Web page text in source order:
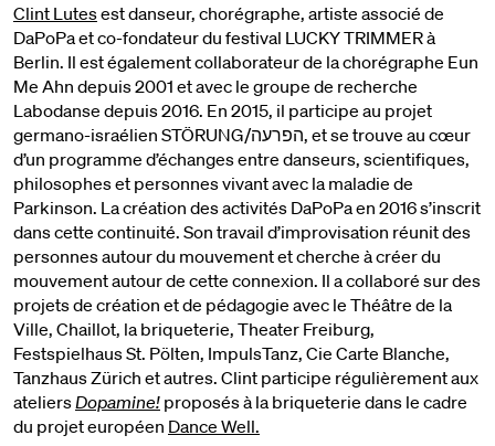
Clint Lutesest danseur, chorégraphe, artiste associé de
DaPoPa et co-fondateur du festival LUCKY TRIMMER à
Berlin. Il est également collaborateur de la chorégraphe Eun
Me Ahn depuis 2001 et avec le groupe de recherche
Labodanse depuis 2016. En 2015, il participe au projet
germano-israélien STÖRUNG/הפרעה, et se trouve au cœur
d’un programme d’échanges entre danseurs, scientifiques,
philosophes et personnes vivant avec la maladie de
Parkinson. La création des activités DaPoPa en 2016 s’inscrit
dans cette continuité. Son travail d’improvisation réunit des
personnes autour du mouvement et cherche à créer du
mouvement autour de cette connexion. Il a collaboré sur des
projets de création et de pédagogie avec le Théâtre de la
Ville, Chaillot, la briqueterie, Theater Freiburg,
Festspielhaus St. Pölten, ImpulsTanz, Cie Carte Blanche,
Tanzhaus Zürich et autres. Clint participe régulièrement aux
ateliersDopamine! proposés à la briqueterie dans le cadre
du projet européen Dance Well.